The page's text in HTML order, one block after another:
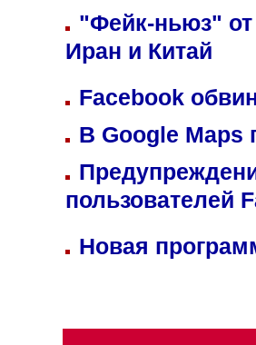
"Фейк-ньюз" от
Иран и Китай
Facebook
В Google Maps
пользователей
Новая